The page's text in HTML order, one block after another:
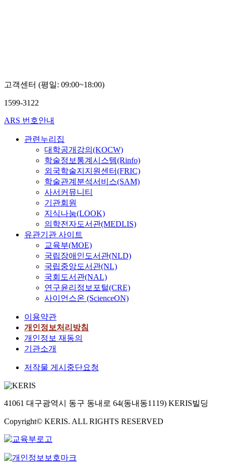
고객센터 (평일: 09:00~18:00)
1599-3122
ARS 번호안내
관련누리집
대학공개강의(KOCW)
학술정보통계시스템(Rinfo)
외국학술지지원센터(FRIC)
학술관계분석서비스(SAM)
사서커뮤니티
기관회원
지식나눔(LOOK)
의학전자도서관(MEDLIS)
유관기관 사이트
교육부(MOE)
국립장애인도서관(NLD)
국립중앙도서관(NL)
국회도서관(NAL)
연구윤리정보포털(CRE)
사이언스온 (ScienceON)
이용약관
개인정보처리방침
개인정보 재동의
기관소개
저작물 게시중단요청
41061 대구광역시 동구 동내로 64(동내동1119) KERIS빌딩
Copyright© KERIS. ALL RIGHTS RESERVED